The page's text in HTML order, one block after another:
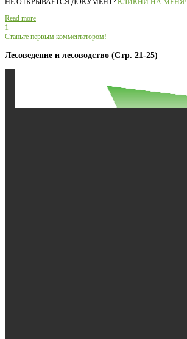
Read more
1
Станьте первым комментатором!
Лесоведение и лесоводство (Стр. 21-25)